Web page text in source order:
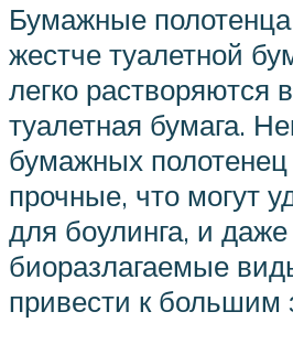
Бумажные
жестче туалетной
легко растворяются
туалетная бумага.
бумажных полотенец
прочные, что могут
для боулинга, и даже
биоразлагаемые
привести к большим